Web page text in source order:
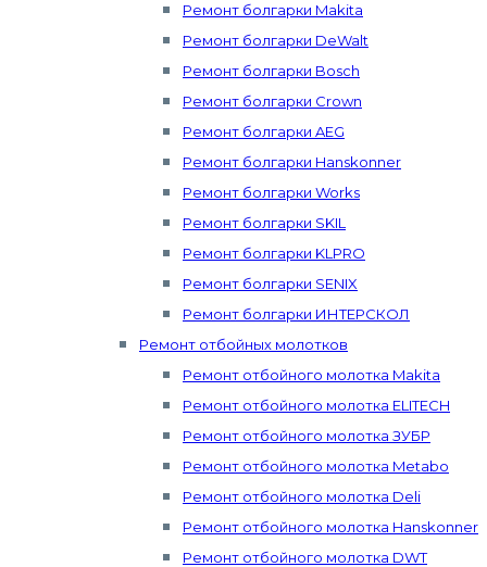
Ремонт болгарки Makita
Ремонт болгарки DeWalt
Ремонт болгарки Bosch
Ремонт болгарки Crown
Ремонт болгарки AEG
Ремонт болгарки Hanskonner
Ремонт болгарки Works
Ремонт болгарки SKIL
Ремонт болгарки KLPRO
Ремонт болгарки SENIX
Ремонт болгарки ИНТЕРСКОЛ
Ремонт отбойных молотков
Ремонт отбойного молотка Makita
Ремонт отбойного молотка ELITECH
Ремонт отбойного молотка ЗУБР
Ремонт отбойного молотка Metabo
Ремонт отбойного молотка Deli
Ремонт отбойного молотка Hanskonner
Ремонт отбойного молотка DWT